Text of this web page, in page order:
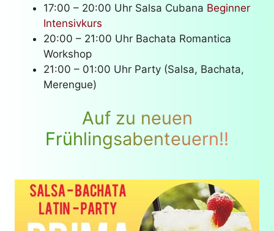
17:00 – 20:00 Uhr Salsa Cubana Beginner
Intensivkurs
20:00 – 21:00 Uhr Bachata Romantica
Workshop
21:00 – 01:00 Uhr Party (Salsa, Bachata,
Merengue)
Auf zu neuen
Frühlingsabenteuern!!